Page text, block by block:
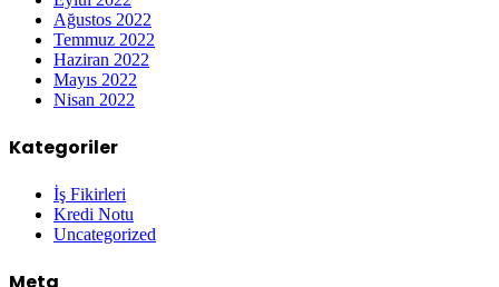
Ağustos 2022
Temmuz 2022
Haziran 2022
Mayıs 2022
Nisan 2022
Kategoriler
İş Fikirleri
Kredi Notu
Uncategorized